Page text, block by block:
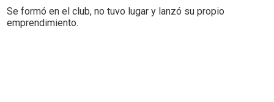
Se formó en el club, no tuvo lugar y lanzó su propio
emprendimiento.